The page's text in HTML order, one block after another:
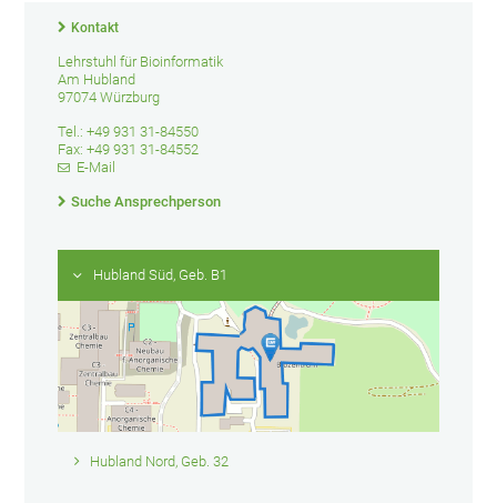
Kontakt
Lehrstuhl für Bioinformatik
Am Hubland
97074 Würzburg
Tel.: +49 931 31-84550
Fax: +49 931 31-84552
E-Mail
Suche Ansprechperson
Hubland Süd, Geb. B1
Hubland Nord, Geb. 32